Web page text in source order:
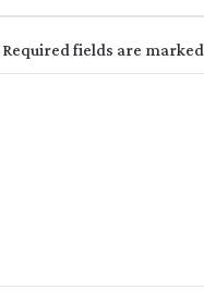
Required fields are marked